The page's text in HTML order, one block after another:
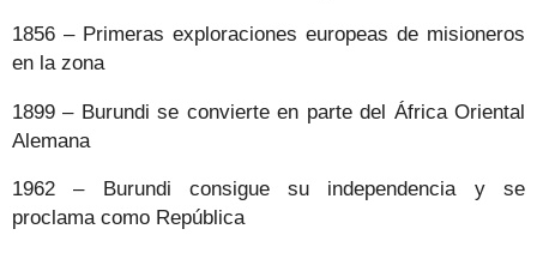
1856 – Primeras exploraciones europeas de misioneros
en la zona
1899 – Burundi se convierte en parte del África Oriental
Alemana
1962 – Burundi consigue su independencia y se
proclama como República